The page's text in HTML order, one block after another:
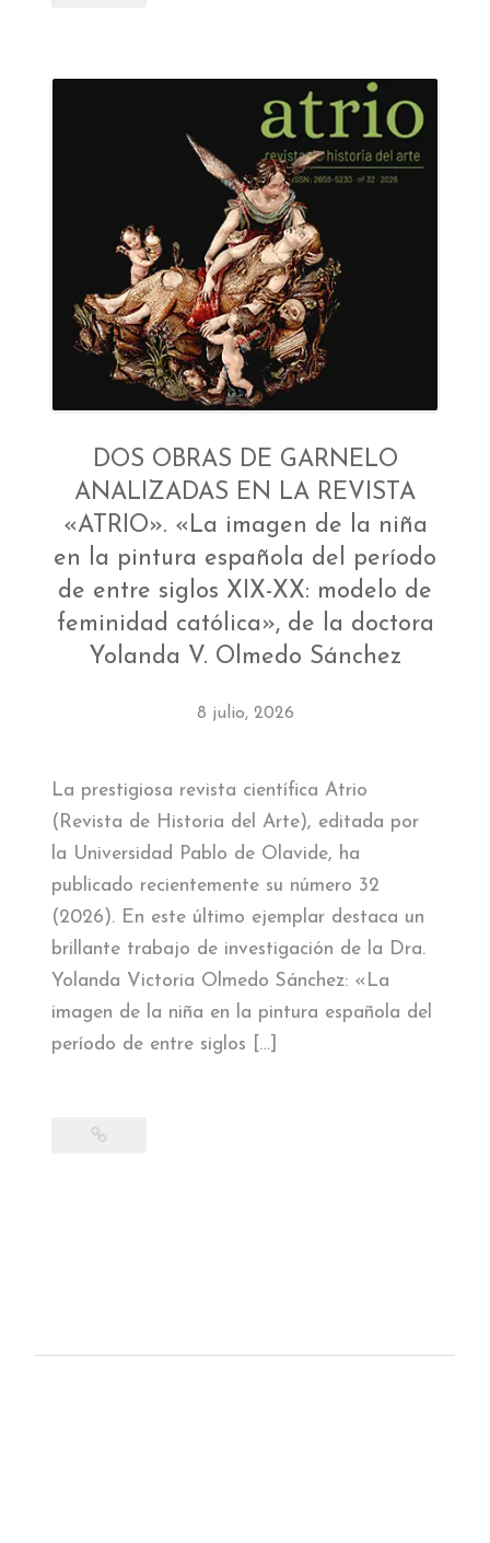
DOS OBRAS DE GARNELO
ANALIZADAS EN LA REVISTA
«ATRIO». «La imagen de la niña
en la pintura española del período
de entre siglos XIX-XX: modelo de
feminidad católica», de la doctora
Yolanda V. Olmedo Sánchez
8 julio, 2026
La prestigiosa revista científica Atrio
(Revista de Historia del Arte), editada por
la Universidad Pablo de Olavide, ha
publicado recientemente su número 32
(2026). En este último ejemplar destaca un
brillante trabajo de investigación de la Dra.
Yolanda Victoria Olmedo Sánchez: «La
imagen de la niña en la pintura española del
período de entre siglos […]